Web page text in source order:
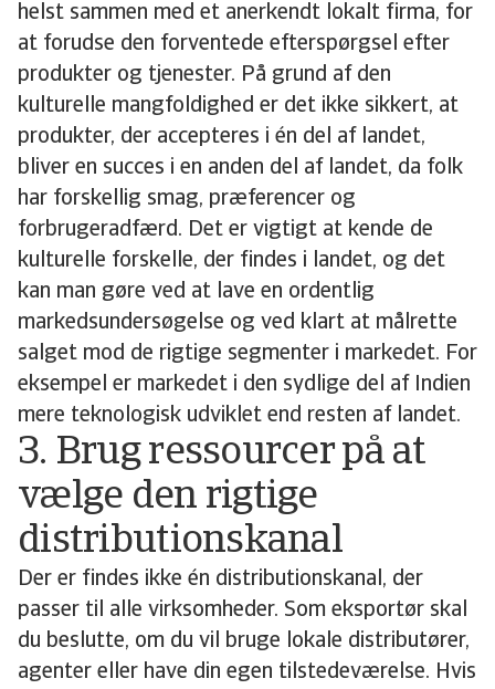
helst sammen med et anerkendt lokalt firma, for
at forudse den forventede efterspørgsel efter
produkter og tjenester. På grund af den
kulturelle mangfoldighed er det ikke sikkert, at
produkter, der accepteres i én del af landet,
bliver en succes i en anden del af landet, da folk
har forskellig smag, præferencer og
forbrugeradfærd. Det er vigtigt at kende de
kulturelle forskelle, der findes i landet, og det
kan man gøre ved at lave en ordentlig
markedsundersøgelse og ved klart at målrette
salget mod de rigtige segmenter i markedet. For
eksempel er markedet i den sydlige del af Indien
mere teknologisk udviklet end resten af landet.
3. Brug ressourcer på at
vælge den rigtige
distributionskanal
Der er findes ikke én distributionskanal, der
passer til alle virksomheder. Som eksportør skal
du beslutte, om du vil bruge lokale distributører,
agenter eller have din egen tilstedeværelse. Hvis